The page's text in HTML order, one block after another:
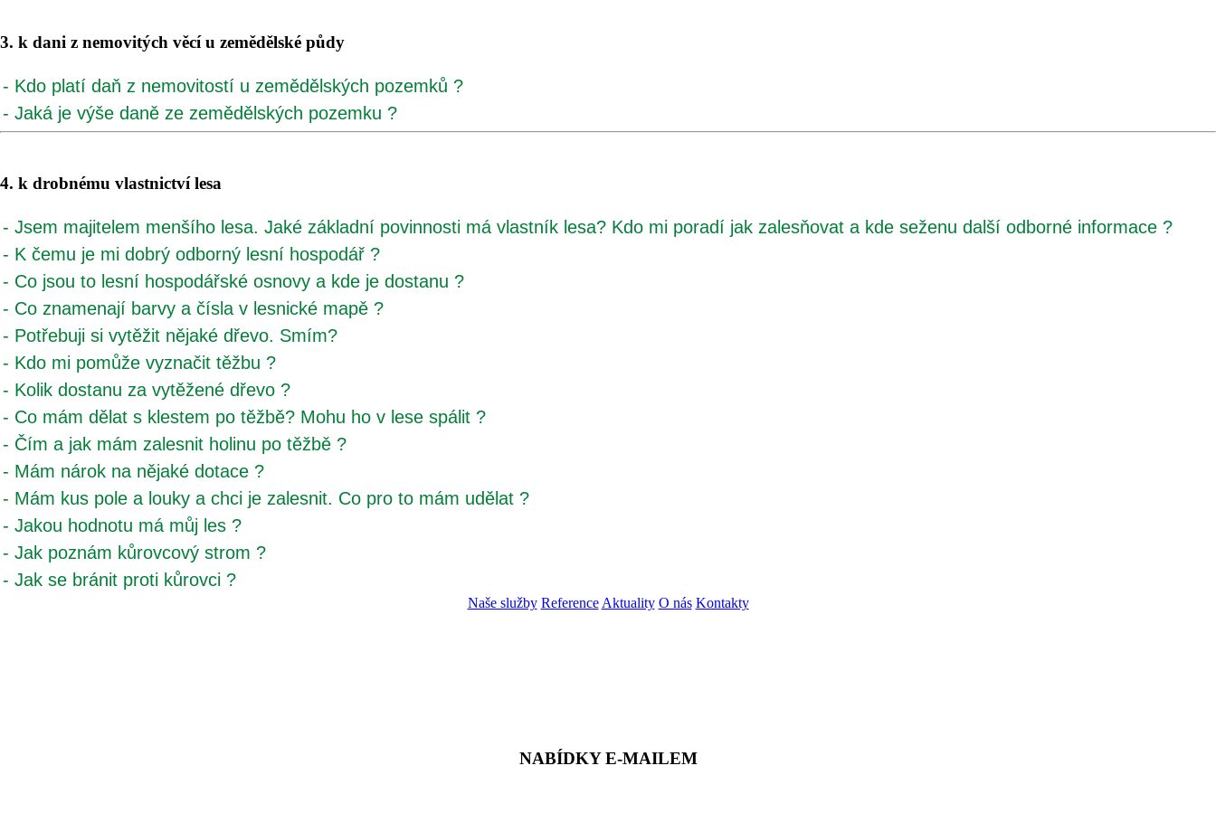
3. k dani z nemovitých věcí u zemědělské půdy
- Kdo platí daň z nemovitostí u zemědělských pozemků ?
- Jaká je výše daně ze zemědělských pozemku ?
4. k drobnému vlastnictví lesa
- Jsem majitelem menšího lesa. Jaké základní povinnosti má vlastník lesa? Kdo mi poradí jak zalesňovat a kde seženu další odborné informace ?
- K čemu je mi dobrý odborný lesní hospodář ?
- Co jsou to lesní hospodářské osnovy a kde je dostanu ?
- Co znamenají barvy a čísla v lesnické mapě ?
- Potřebuji si vytěžit nějaké dřevo. Smím?
- Kdo mi pomůže vyznačit těžbu ?
- Kolik dostanu za vytěžené dřevo ?
- Co mám dělat s klestem po těžbě? Mohu ho v lese spálit ?
- Čím a jak mám zalesnit holinu po těžbě ?
- Mám nárok na nějaké dotace ?
- Mám kus pole a louky a chci je zalesnit. Co pro to mám udělat ?
- Jakou hodnotu má můj les ?
- Jak poznám kůrovcový strom ?
- Jak se bránit proti kůrovci ?
Naše služby Reference Aktuality O nás Kontakty
NABÍDKY E-MAILEM